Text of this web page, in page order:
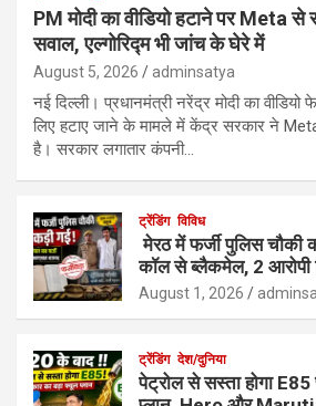
PM मोदी का वीडियो हटाने पर Meta
सवाल, एल्गोरिद्म भी जांच के घेरे में
August 5, 2026 adminsatya
नई दिल्ली। प्रधानमंत्री नरेंद्र मोदी का
लिए हटाए जाने के मामले में केंद्र सरकार ने
है। सरकार लगातार कंपनी…
ट्रेंडिंग विविध
मेरठ में फर्जी पुलिस चौकी
कॉल से ब्लैकमेल, 2 आरोपी
August 1, 2026
ट्रेंडिंग देश/दुनिया
पेट्रोल से सस्ता होगा